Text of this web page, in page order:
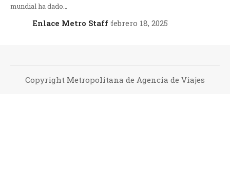
mundial ha dado…
Enlace Metro Staff febrero 18, 2025
Copyright Metropolitana de Agencia de Viajes